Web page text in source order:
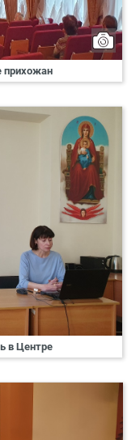
прихожан
в Центре